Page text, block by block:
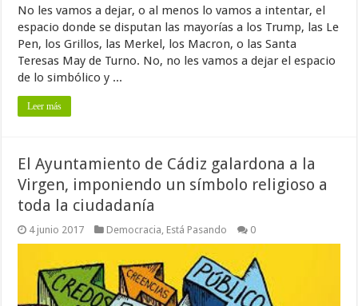
No les vamos a dejar, o al menos lo vamos a intentar, el
espacio donde se disputan las mayorías a los Trump, las Le
Pen, los Grillos, las Merkel, los Macron, o las Santa
Teresas May de Turno. No, no les vamos a dejar el espacio
de lo simbólico y ...
Leer más
El Ayuntamiento de Cádiz galardona a la
Virgen, imponiendo un símbolo religioso a
toda la ciudadanía
4 junio 2017 Democracia, Está Pasando 0